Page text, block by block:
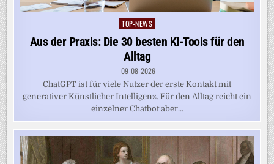
Posted
in
TOP-NEWS
Aus der Praxis: Die 30 besten KI-Tools für den
Alltag
09-08-2026
ChatGPT ist für viele Nutzer der erste Kontakt mit
generativer Künstlicher Intelligenz. Für den Alltag reicht ein
einzelner Chatbot aber...